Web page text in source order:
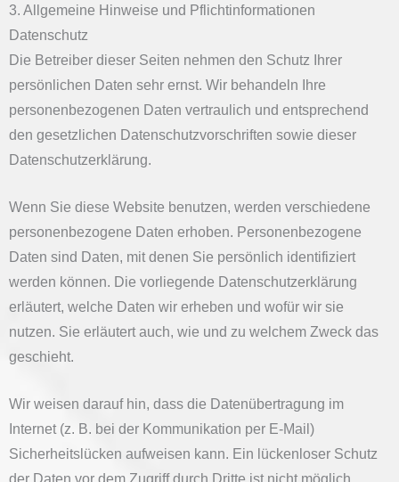
3. Allgemeine Hinweise und Pflicht­informationen
Datenschutz
Die Betreiber dieser Seiten nehmen den Schutz Ihrer
persönlichen Daten sehr ernst. Wir behandeln Ihre
personenbezogenen Daten vertraulich und entsprechend
den gesetzlichen Datenschutzvorschriften sowie dieser
Datenschutzerklärung.
Wenn Sie diese Website benutzen, werden verschiedene
personenbezogene Daten erhoben. Personenbezogene
Daten sind Daten, mit denen Sie persönlich identifiziert
werden können. Die vorliegende Datenschutzerklärung
erläutert, welche Daten wir erheben und wofür wir sie
nutzen. Sie erläutert auch, wie und zu welchem Zweck das
geschieht.
Wir weisen darauf hin, dass die Datenübertragung im
Internet (z. B. bei der Kommunikation per E-Mail)
Sicherheitslücken aufweisen kann. Ein lückenloser Schutz
der Daten vor dem Zugriff durch Dritte ist nicht möglich.